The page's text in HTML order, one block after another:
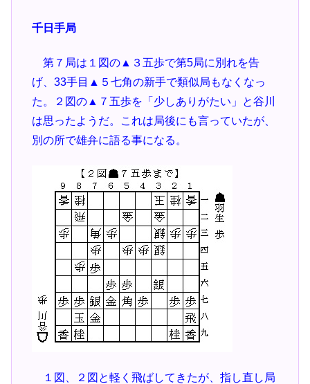
千日手局
第７局は１図の▲３五歩で第5局に別れを告
げ、33手目▲５七角の新手で類似局もなくなっ
た。２図の▲７五歩を「少しありがたい」と谷川
は思ったようだ。これは局後にも言っていたが、
別の所で雄弁に語る事になる。
１図、２図と軽く飛ばしてきたが、指し直し局